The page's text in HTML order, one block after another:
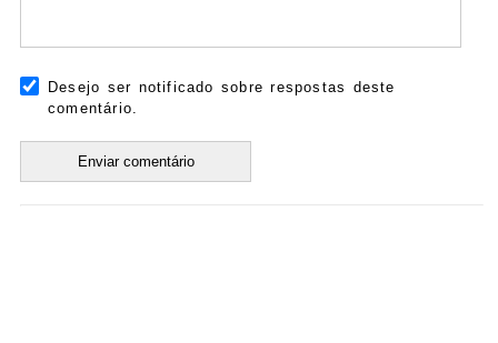
Desejo ser notificado sobre respostas deste
comentário.